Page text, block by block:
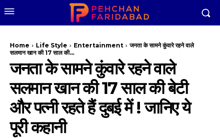
Home Life Style Entertainment
जनता के सामने कुंवारे रहने वाले
सलमान खान की 17 साल की...
जनता के सामने कुंवारे रहने वाले
सलमान खान की 17 साल की बेटी
और पत्नी रहते हैं दुबई में ! जानिए ये
पूरी कहानी